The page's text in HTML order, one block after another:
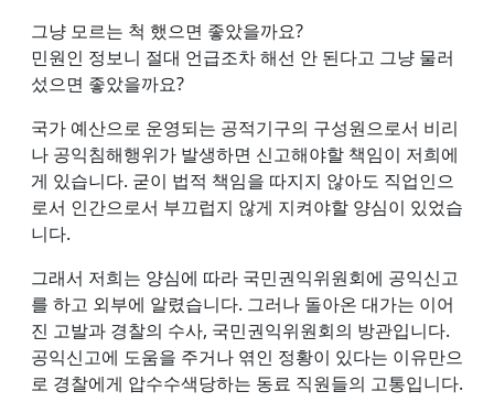
그냥 모르는 척 했으면 좋았을까요?
민원인 정보니 절대 언급조차 해선 안 된다고 그냥 물러
섰으면 좋았을까요?
국가 예산으로 운영되는 공적기구의 구성원으로서 비리
나 공익침해행위가 발생하면 신고해야할 책임이 저희에
게 있습니다. 굳이 법적 책임을 따지지 않아도 직업인으
로서 인간으로서 부끄럽지 않게 지켜야할 양심이 있었습
니다.
그래서 저희는 양심에 따라 국민권익위원회에 공익신고
를 하고 외부에 알렸습니다. 그러나 돌아온 대가는 이어
진 고발과 경찰의 수사, 국민권익위원회의 방관입니다.
공익신고에 도움을 주거나 엮인 정황이 있다는 이유만으
로 경찰에게 압수수색당하는 동료 직원들의 고통입니다.